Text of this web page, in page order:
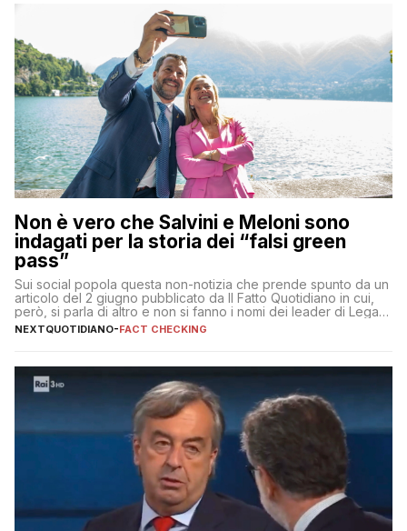
Non è vero che Salvini e Meloni sono
indagati per la storia dei “falsi green
pass”
Sui social popola questa non-notizia che prende spunto da un
articolo del 2 giugno pubblicato da Il Fatto Quotidiano in cui,
però, si parla di altro e non si fanno i nomi dei leader di Lega e
Fratelli d’Italia
NEXTQUOTIDIANO-FACT CHECKING